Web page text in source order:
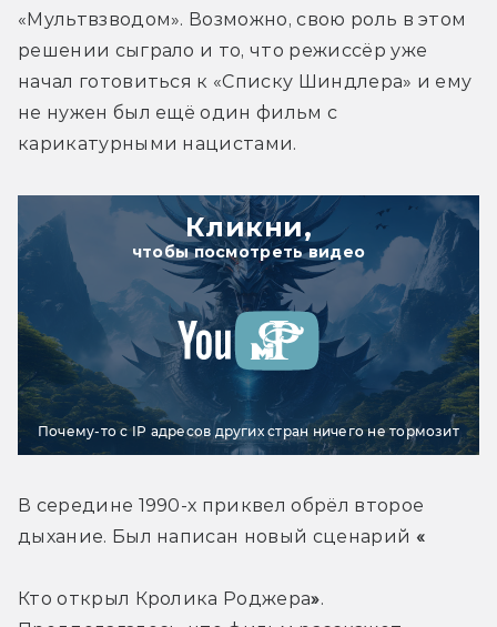
«Мультвзводом». Возможно, свою роль в этом
решении сыграло и то, что режиссёр уже
начал готовиться к «Списку Шиндлера» и ему
не нужен был ещё один фильм с
карикатурными нацистами.
Кликни,
чтобы посмотреть видео
Почему-то с IP адресов других стран ничего не тормозит
В середине 1990-х приквел обрёл второе
дыхание. Был написан новый сценарий «
Кто открыл Кролика Роджера».